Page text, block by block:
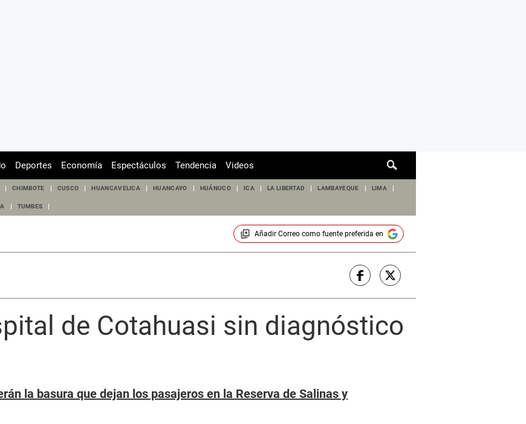
de
Deportes Economía Espectáculos Tendencia Videos
CHIMBOTE CUSCO HUANCAVELICA HUANCAYO HUÁNUCO ICA LA LIBERTAD LAMBAYEQUE LIMA
TUMBES
Añadir Correocomo fuente preferida en
de Cotahuasi sin diagnóstico
la basura que dejan los pasajeros en la Reserva de Salinas y